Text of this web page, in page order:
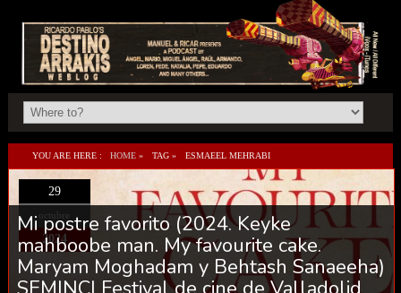
YOU ARE HERE : HOME » TAG » ESMAEEL MEHRABI
29
octubre
2024
Mi postre favorito (2024. Keyke
mahboobe man. My favourite cake.
Maryam Moghadam y Behtash Sanaeeha)